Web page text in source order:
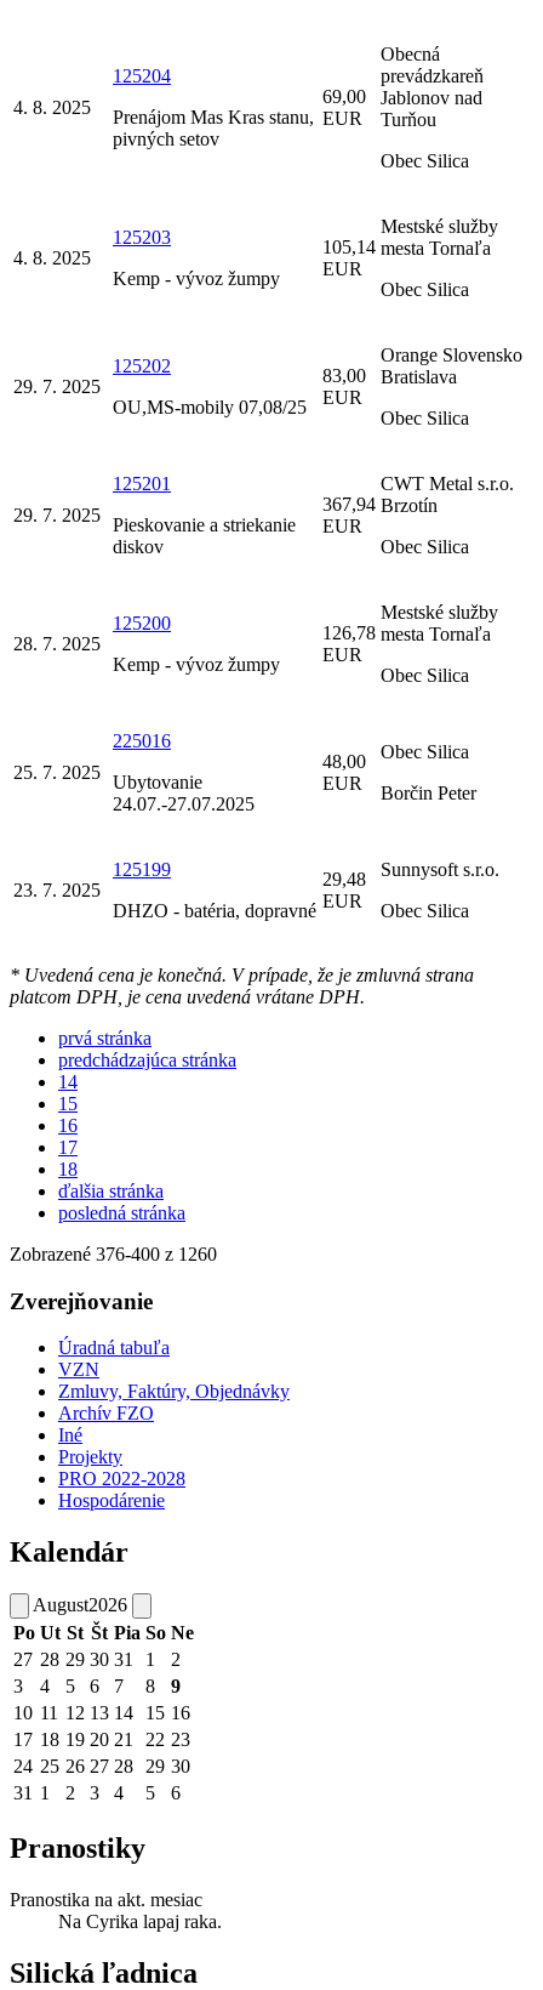
4. 8. 2025
125204
Prenájom Mas Kras stanu,
pivných setov
69,00
EUR
Obecná
prevádzkareň
Jablonov nad
Turňou
Obec Silica
4. 8. 2025
125203
Kemp - vývoz žumpy
105,14
EUR
Mestské služby
mesta Tornaľa
Obec Silica
29. 7. 2025
125202
OU,MS-mobily 07,08/25
83,00
EUR
Orange Slovensko
Bratislava
Obec Silica
29. 7. 2025
125201
Pieskovanie a striekanie
diskov
367,94
EUR
CWT Metal s.r.o.
Brzotín
Obec Silica
28. 7. 2025
125200
Kemp - vývoz žumpy
126,78
EUR
Mestské služby
mesta Tornaľa
Obec Silica
25. 7. 2025
225016
Ubytovanie
24.07.-27.07.2025
48,00
EUR
Obec Silica
Borčin Peter
23. 7. 2025
125199
DHZO - batéria, dopravné
29,48
EUR
Sunnysoft s.r.o.
Obec Silica
* Uvedená cena je konečná. V prípade, že je zmluvná strana
platcom DPH, je cena uvedená vrátane DPH.
prvá stránka
predchádzajúca stránka
14
15
16
17
18
ďalšia stránka
posledná stránka
Zobrazené 376-400 z 1260
Zverejňovanie
Úradná tabuľa
VZN
Zmluvy, Faktúry, Objednávky
Archív FZO
Iné
Projekty
PRO 2022-2028
Hospodárenie
Kalendár
August2026
Po Ut St Št Pia So Ne
27 28 29 30 31 1
2
3
4 5 6 7 8
9
10 11 12 13 14 15 16
17 18 19 20 21 22 23
24 25 26 27 28 29 30
31 1 2 3 4 5 6
Pranostiky
Pranostika na akt. mesiac
Na Cyrika lapaj raka.
Silická ľadnica